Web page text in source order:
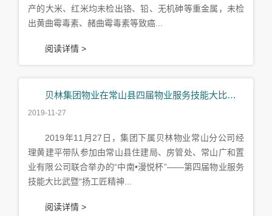
产的大米、红米均未检出铬、铅、无机砷等重金属，未检
出黄曲霉毒素、赭曲霉毒素等致癌...
阅读详情 >
贝林集团物业在常山县四届物业服务技能大比武中得奖
2019-11-27
2019年11月27日，集团下属贝林物业常山分公司经
理黄建平带队参加由常山县住建局、房管处、常山广和置
业有限公司联合举办的“中南•漫悦杯”——第四届物业服务
技能大比武暨“扬工匠精神...
阅读详情 >